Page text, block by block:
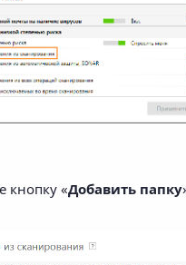
кнопку «Добавить папку